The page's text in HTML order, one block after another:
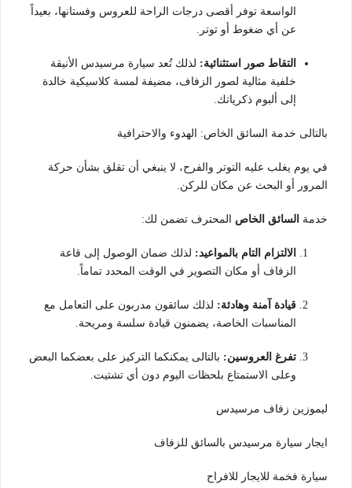
الواسعة توفر أقصى درجات الراحة للعروس وفستانها، بعيداً
عن أي ضغوط أو توتر.
التقاط صور استثنائية: لذلك تُعد سيارة مرسيدس الأنيقة
خلفية مثالية لصور الزفاف، مضيفة لمسة كلاسيكية خالدة
إلى ألبوم ذكرياتك.
بالتالى خدمة السائق الخاص: الهدوء والاحترافية
في يوم يغلب عليه التوتر والفرح، لا ينبغي أن تقلق بشأن حركة
المرور أو البحث عن مكان للركن.
خدمة السائق الخاص المحترف تضمن لك:
الالتزام التام بالمواعيد: لذلك ضمان الوصول إلى قاعة
الزفاف أو مكان التصوير في الوقت المحدد تماماً.
قيادة آمنة وهادئة: لذلك سائقون مدربون على التعامل مع
المناسبات الخاصة، يضمنون قيادة سلسة ومريحة.
تفرغ العروسين: بالتالى يمكنكما التركيز على بعضكما البعض
وعلى الاستمتاع بلحظات اليوم دون أي تشتيت.
ليموزين زفاف مرسيدس
ايجار سيارة مرسيدس بالسائق للزفاف
سيارة فخمة للايجار للافراح